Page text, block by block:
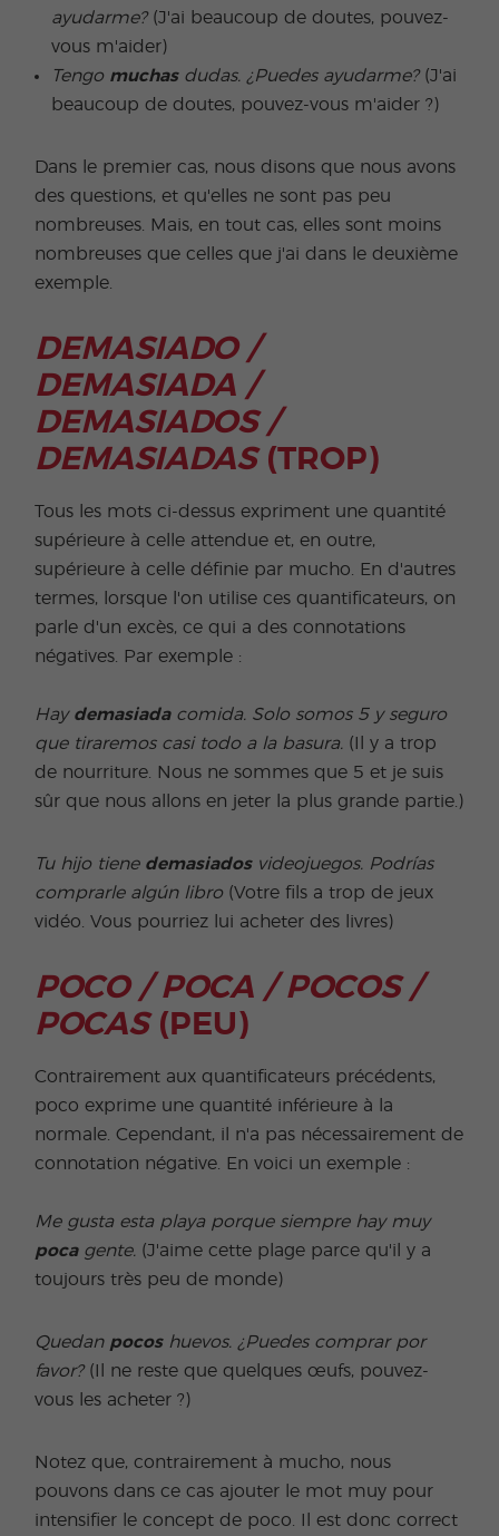
ayudarme?(J'ai beaucoup de doutes, pouvez-
vous m'aider)
Tengo muchasdudas. ¿Puedes ayudarme?(J'ai
beaucoup de doutes, pouvez-vous m'aider ?)
Dans le premier cas, nous disons que nous avons
des questions, et qu'elles ne sont pas peu
nombreuses. Mais, en tout cas, elles sont moins
nombreuses que celles que j'ai dans le deuxième
exemple.
DEMASIADO /
DEMASIADA /
DEMASIADOS /
DEMASIADAS (TROP)
Tous les mots ci-dessus expriment une quantité
supérieure à celle attendue et, en outre,
supérieure à celle définie par mucho. En d'autres
termes, lorsque l'on utilise ces quantificateurs, on
parle d'un excès, ce qui a des connotations
négatives. Par exemple :
Hay demasiadacomida. Solo somos 5 y seguro
que tiraremos casi todo a la basura. (Il y a trop
de nourriture. Nous ne sommes que 5 et je suis
sûr que nous allons en jeter la plus grande partie.)
Tu hijo tiene demasiadosvideojuegos. Podrías
comprarle algún libro (Votre fils a trop de jeux
vidéo. Vous pourriez lui acheter des livres)
POCO / POCA / POCOS /
POCAS (PEU)
Contrairement aux quantificateurs précédents,
poco exprime une quantité inférieure à la
normale. Cependant, il n'a pas nécessairement de
connotation négative. En voici un exemple :
Me gusta esta playa porque siempre hay muy
pocagente. (J'aime cette plage parce qu'il y a
toujours très peu de monde)
Quedan pocoshuevos. ¿Puedes comprar por
favor?(Il ne reste que quelques œufs, pouvez-
vous les acheter ?)
Notez que, contrairement à mucho, nous
pouvons dans ce cas ajouter le mot muy pour
intensifier le concept de poco. Il est donc correct